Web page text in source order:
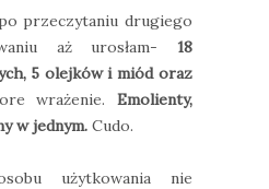
przeczytaniu drugiego
aż urosłam- 18
5 olejków i miód oraz
wrażenie. Emolienty,
w jednym. Cudo.
użytkowania nie